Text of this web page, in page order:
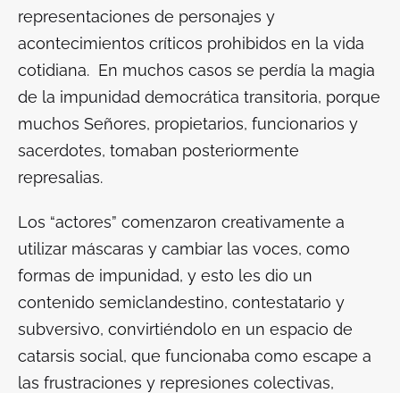
representaciones de personajes y
acontecimientos críticos prohibidos en la vida
cotidiana. En muchos casos se perdía la magia
de la impunidad democrática transitoria, porque
muchos Señores, propietarios, funcionarios y
sacerdotes, tomaban posteriormente
represalias.
Los “actores” comenzaron creativamente a
utilizar máscaras y cambiar las voces, como
formas de impunidad, y esto les dio un
contenido semiclandestino, contestatario y
subversivo, convirtiéndolo en un espacio de
catarsis social, que funcionaba como escape a
las frustraciones y represiones colectivas,